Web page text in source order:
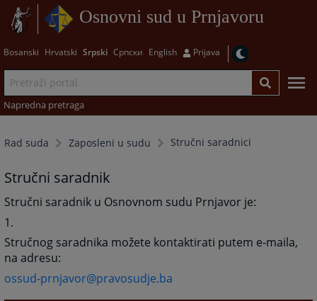
Osnovni sud u Prnjavoru
Bosanski Hrvatski Srpski Српски English Prijava
Napredna pretraga
Rad suda Zaposleni u sudu Stručni saradnici
Stručni saradnik
Stručni saradnik u Osnovnom sudu Prnjavor je:
1.
Stručnog saradnika možete kontaktirati putem e-maila,
na adresu:
ossud-prnjavor@pravosudje.ba